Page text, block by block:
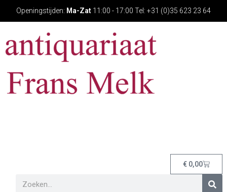
Openingstijden: Ma-Zat 11:00 - 17:00 Tel: +31 (0)35 623 23 64
€ 0,00